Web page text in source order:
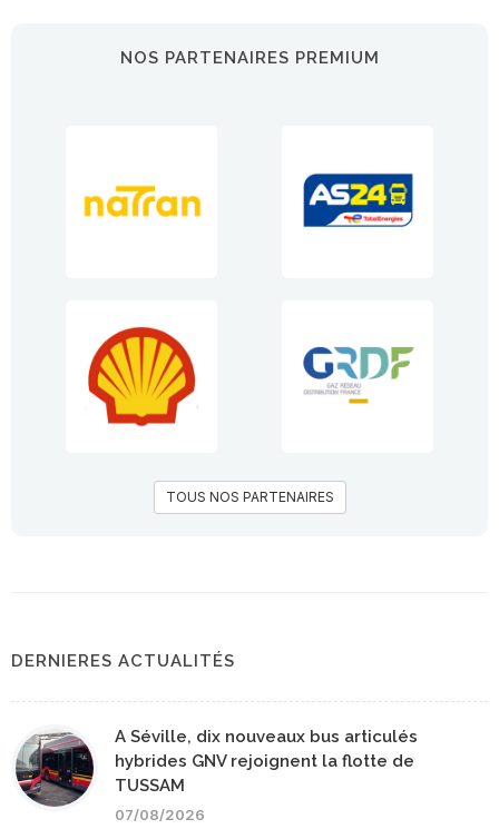
NOS PARTENAIRES PREMIUM
TOUS NOS PARTENAIRES
DERNIERES ACTUALITÉS
A Séville, dix nouveaux bus articulés
hybrides GNV rejoignent la flotte de
TUSSAM
07/08/2026